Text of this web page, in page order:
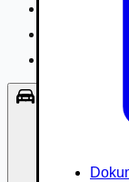
Lode/